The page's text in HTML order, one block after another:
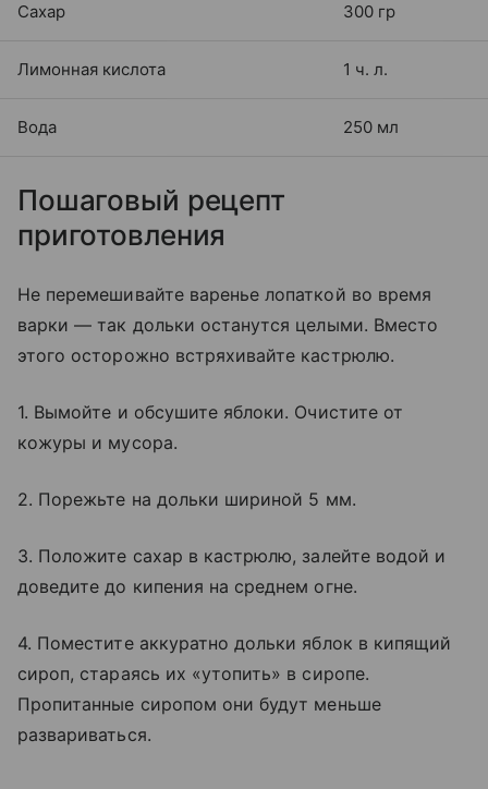
Сахар 300 гр
Лимонная кислота 1 ч. л.
Вода 250 мл
Пошаговый рецепт
приготовления
Не перемешивайте варенье лопаткой во время
варки — так дольки останутся целыми. Вместо
этого осторожно встряхивайте кастрюлю.
1. Вымойте и обсушите яблоки. Очистите от
кожуры и мусора.
2. Порежьте на дольки шириной 5 мм.
3. Положите сахар в кастрюлю, залейте водой и
доведите до кипения на среднем огне.
4. Поместите аккуратно дольки яблок в кипящий
сироп, стараясь их «утопить» в сиропе.
Пропитанные сиропом они будут меньше
развариваться.